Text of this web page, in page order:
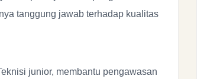
tanggung jawab terhadap kualitas
junior, membantu pengawasan